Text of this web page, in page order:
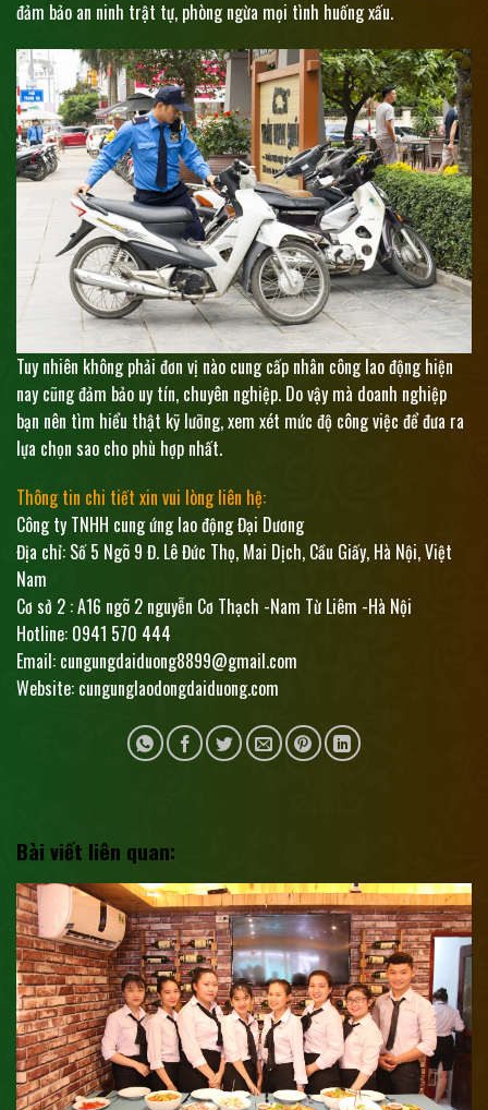
đảm bảo an ninh trật tự, phòng ngừa mọi tình huống xấu.
Tuy nhiên không phải đơn vị nào cung cấp nhân công lao động hiện
nay cũng đảm bảo uy tín, chuyên nghiệp. Do vậy mà doanh nghiệp
bạn nên tìm hiểu thật kỹ lưỡng, xem xét mức độ công việc để đưa ra
lựa chọn sao cho phù hợp nhất.
Thông tin chi tiết xin vui lòng liên hệ:
Công ty TNHH cung ứng lao động Đại Dương
Địa chỉ: Số 5 Ngõ 9 Đ. Lê Đức Thọ, Mai Dịch, Cầu Giấy, Hà Nội, Việt
Nam
Cơ sở 2 : A16 ngõ 2 nguyễn Cơ Thạch -Nam Từ Liêm -Hà Nội
Hotline: 0941 570 444
Email: cungungdaiduong8899@gmail.com
Website: cungunglaodongdaiduong.com
Bài viết liên quan: